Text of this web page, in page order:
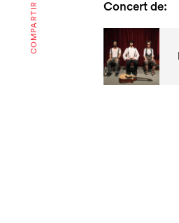
COMPARTIR Concert de: